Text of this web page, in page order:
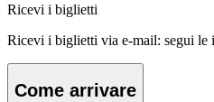
Ricevi i biglietti
Ricevi i biglietti via e-mail: segui le
Come arrivare